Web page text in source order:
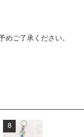
ご了承ください。
8